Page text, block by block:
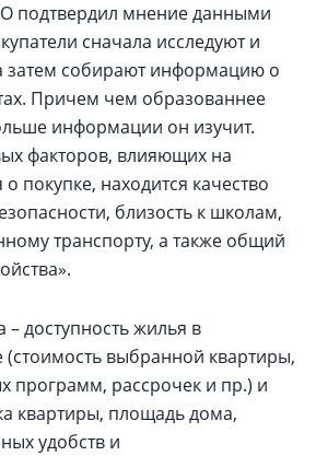
подтвердил мнение данными
сначала исследуют и
затем собирают информацию о
Причем чем образованнее
информации он изучит.
факторов, влияющих на
покупке, находится качество
близость к школам,
транспорту, а также общий
– доступность жилья в
выбранной квартиры,
программ, рассрочек и пр.) и
квартиры, площадь дома,
удобств и